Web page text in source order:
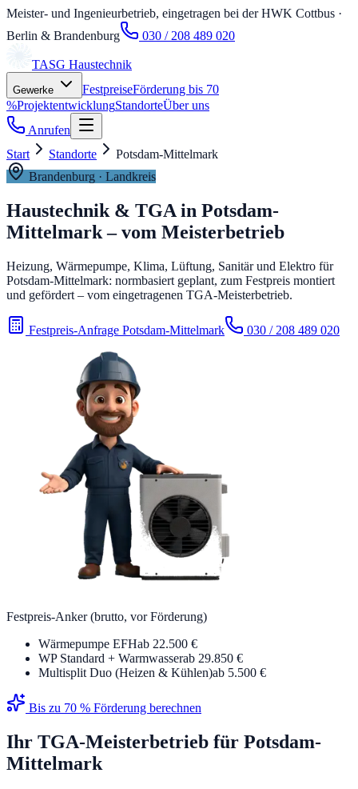
Meister- und Ingenieurbetrieb, eingetragen bei der HWK Cottbus ·
Berlin & Brandenburg
030 / 208 489 020
TASG Haustechnik
Gewerke FestpreiseFörderung bis 70
%ProjektentwicklungStandorteÜber uns
Anrufen
Start
Standorte
Potsdam-Mittelmark
Brandenburg · Landkreis
Haustechnik & TGA in Potsdam-
Mittelmark– vom Meisterbetrieb
Heizung, Wärmepumpe, Klima, Lüftung, Sanitär und Elektro für
Potsdam-Mittelmark: normbasiert geplant, zum Festpreis montiert
und gefördert – vom eingetragenen TGA-Meisterbetrieb.
Festpreis-Anfrage Potsdam-Mittelmark 030 / 208 489 020
Festpreis-Anker (brutto, vor Förderung)
Wärmepumpe EFHab 22.500 €
WP Standard + Warmwasserab 29.850 €
Multisplit Duo (Heizen & Kühlen)ab 5.500 €
Bis zu 70 % Förderung berechnen
Ihr TGA-Meisterbetrieb für Potsdam-
Mittelmark